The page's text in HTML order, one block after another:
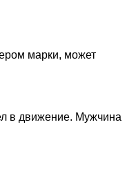
марки, может
в движение. Мужчина